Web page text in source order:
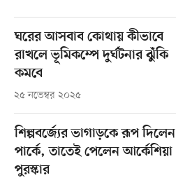
ঘরের আসবাব কোথায় কীভাবে
রাখলে ভূমিকম্পে দুর্ঘটনার ঝুঁকি
কমবে
২৫ নভেম্বর ২০২৫
শিল্পবর্জ্যের ভাগাড়কে রূপ দিলেন
পার্কে, তাতেই পেলেন আর্কেশিয়া
পুরস্কার